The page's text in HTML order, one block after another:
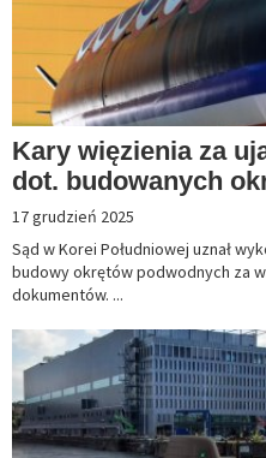
Kary więzienia za
dot. budowanych
17 grudzień 2025
Sąd w Korei Południowej uznał
budowy okrętów podwodnych za
dokumentów. ...